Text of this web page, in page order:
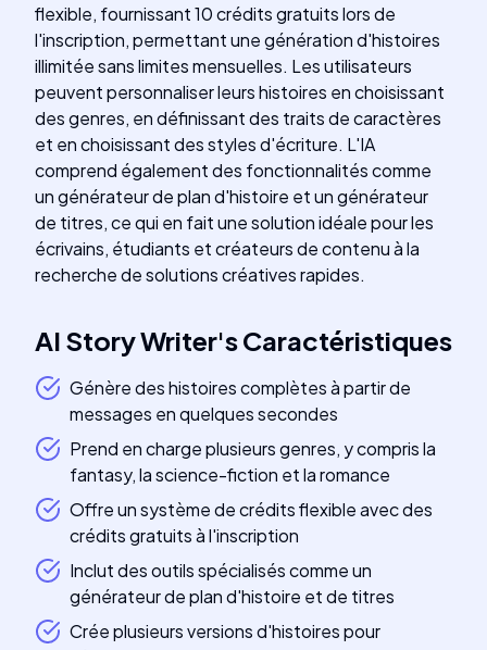
flexible, fournissant 10 crédits gratuits lors de
l'inscription, permettant une génération d'histoires
illimitée sans limites mensuelles. Les utilisateurs
peuvent personnaliser leurs histoires en choisissant
des genres, en définissant des traits de caractères
et en choisissant des styles d'écriture. L'IA
comprend également des fonctionnalités comme
un générateur de plan d'histoire et un générateur
de titres, ce qui en fait une solution idéale pour les
écrivains, étudiants et créateurs de contenu à la
recherche de solutions créatives rapides.
AI Story Writer'sCaractéristiques
Génère des histoires complètes à partir de
messages en quelques secondes
Prend en charge plusieurs genres, y compris la
fantasy, la science-fiction et la romance
Offre un système de crédits flexible avec des
crédits gratuits à l'inscription
Inclut des outils spécialisés comme un
générateur de plan d'histoire et de titres
Crée plusieurs versions d'histoires pour